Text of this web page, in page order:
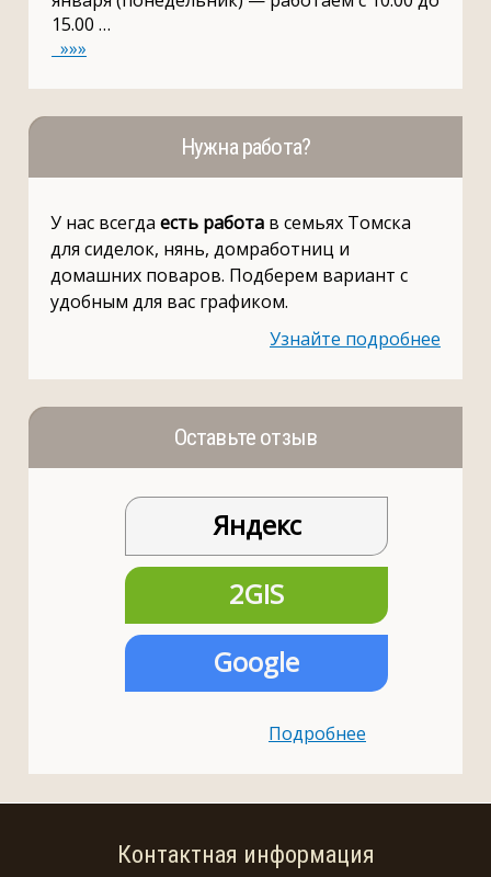
15.00 …
»»»
Нужна работа?
У нас всегда есть работа в семьях Томска
для сиделок, нянь, домработниц и
домашних поваров. Подберем вариант с
удобным для вас графиком.
Узнайте подробнее
Оставьте отзыв
Яндекс
2GIS
Google
Подробнее
Контактная информация